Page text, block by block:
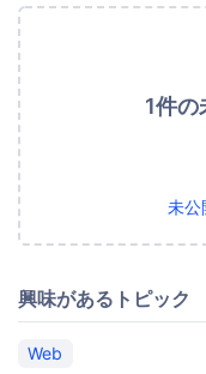
1件の
未公
興味があるトピック
Web